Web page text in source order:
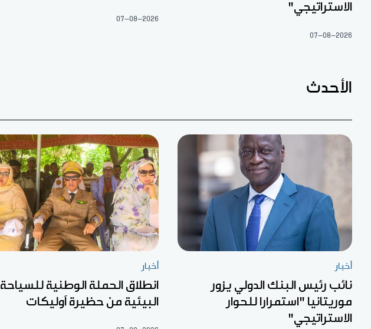
الاستراتيجي"
07-08-2026
07-08-2026
الأحدث
أخبار
نائب رئيس البنك الدولي يزور
موريتانيا "استمرارا للحوار
الاستراتيجي"
أخبار
انطلاق الحملة الوطنية للسياحة
البيئية من حظيرة آوليكات